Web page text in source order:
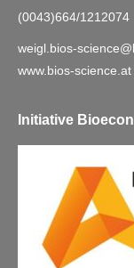
(0043)664/1212074
weigl.bios-
www.bios-science.at
Initiative